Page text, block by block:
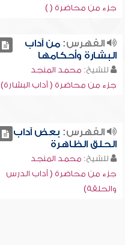
جزء من محاضرة ( )
الفهرس:من آداب
البشارة وأحكامها
للشيخ: محمد المنجد
جزء من محاضرة ( آداب البشارة)
الفهرس: بعض آداب
الحلق الظاهرة
للشيخ: محمد المنجد
جزء من محاضرة ( آداب الدرس
والحلقة)